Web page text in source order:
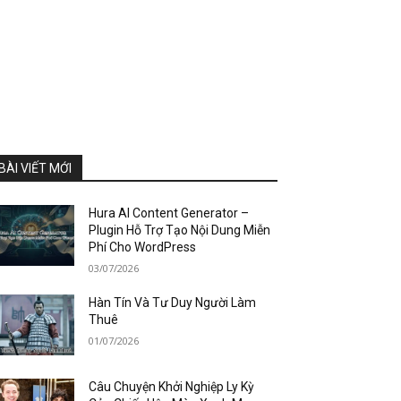
VIẾT MỚI
Hura AI Content Generator –
Plugin Hỗ Trợ Tạo Nội Dung Miễn
Phí Cho WordPress
03/07/2026
Hàn Tín Và Tư Duy Người Làm
Thuê
01/07/2026
Câu Chuyện Khởi Nghiệp Ly Kỳ